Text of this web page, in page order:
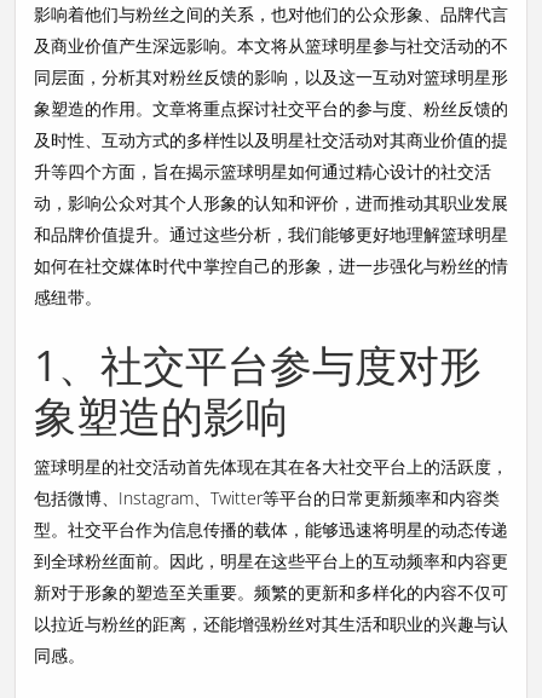
影响着他们与粉丝之间的关系，也对他们的公众形象、品牌代言
及商业价值产生深远影响。本文将从篮球明星参与社交活动的不
同层面，分析其对粉丝反馈的影响，以及这一互动对篮球明星形
象塑造的作用。文章将重点探讨社交平台的参与度、粉丝反馈的
及时性、互动方式的多样性以及明星社交活动对其商业价值的提
升等四个方面，旨在揭示篮球明星如何通过精心设计的社交活
动，影响公众对其个人形象的认知和评价，进而推动其职业发展
和品牌价值提升。通过这些分析，我们能够更好地理解篮球明星
如何在社交媒体时代中掌控自己的形象，进一步强化与粉丝的情
感纽带。
1、社交平台参与度对形
象塑造的影响
篮球明星的社交活动首先体现在其在各大社交平台上的活跃度，
包括微博、Instagram、Twitter等平台的日常更新频率和内容类
型。社交平台作为信息传播的载体，能够迅速将明星的动态传递
到全球粉丝面前。因此，明星在这些平台上的互动频率和内容更
新对于形象的塑造至关重要。频繁的更新和多样化的内容不仅可
以拉近与粉丝的距离，还能增强粉丝对其生活和职业的兴趣与认
同感。